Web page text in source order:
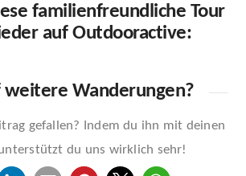
familienfreundliche Tour
auf Outdooractive:
weitere Wanderungen?
gefallen? Indem du ihn mit deinen
du uns wirklich sehr!